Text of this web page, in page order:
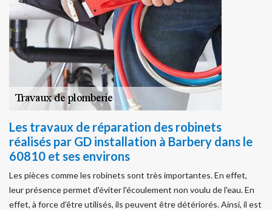
Les travaux de réparation des robinets
réalisés par GD installation à Barbery dans le
60810 et ses environs
Les pièces comme les robinets sont très importantes. En effet,
leur présence permet d'éviter l'écoulement non voulu de l'eau. En
effet, à force d'être utilisés, ils peuvent être détériorés. Ainsi, il est